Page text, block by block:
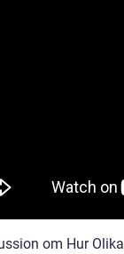
om Hur